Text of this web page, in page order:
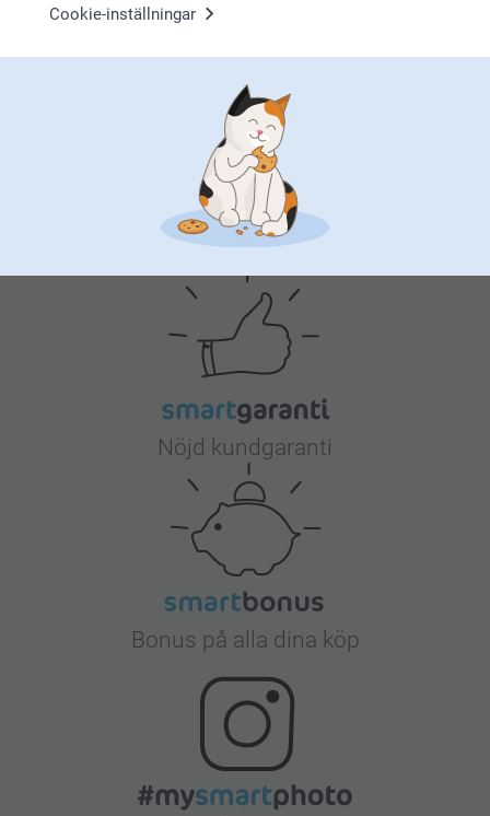
Cookie-inställningar
Musmatta till mamma
Från 159,00 Från 359,00
Varförsmartphoto
Nöjd kundgaranti
Bonus på alla dina köp